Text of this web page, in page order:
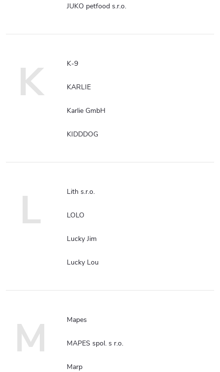
JUKO petfood s.r.o.
K K-9
KARLIE
Karlie GmbH
KIDDDOG
L Lith s.r.o.
LOLO
Lucky Jim
Lucky Lou
M Mapes
MAPES spol. s r.o.
Marp